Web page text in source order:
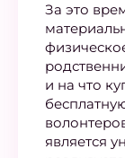
За это
и на что
является